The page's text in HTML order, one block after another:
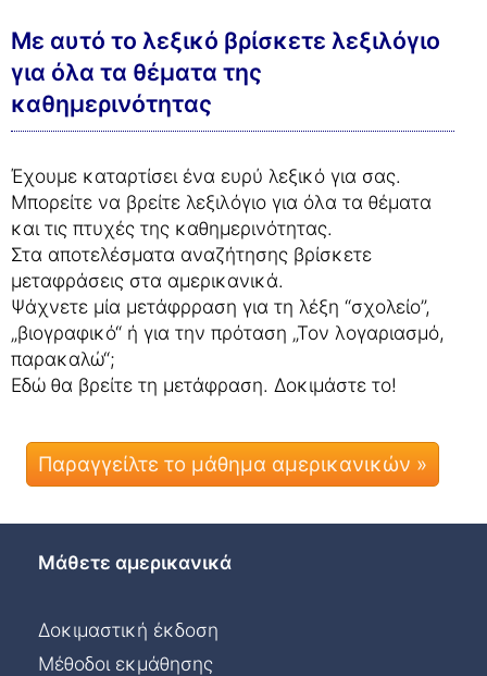
Με αυτό το λεξικό βρίσκετε λεξιλόγιο
για όλα τα θέματα της
καθημερινότητας
Έχουμε καταρτίσει ένα ευρύ λεξικό για σας.
Μπορείτε να βρείτε λεξιλόγιο για όλα τα θέματα
και τις πτυχές της καθημερινότητας.
Στα αποτελέσματα αναζήτησης βρίσκετε
μεταφράσεις στα αμερικανικά.
Ψάχνετε μία μετάφρραση για τη λέξη “σχολείο”,
„βιογραφικό“ ή για την πρόταση „Τον λογαριασμό,
παρακαλώ“;
Εδώ θα βρείτε τη μετάφραση. Δοκιμάστε το!
Παραγγείλτε το μάθημα αμερικανικών »
Μάθετε αμερικανικά
Δοκιμαστική έκδοση
Μέθοδοι εκμάθησης